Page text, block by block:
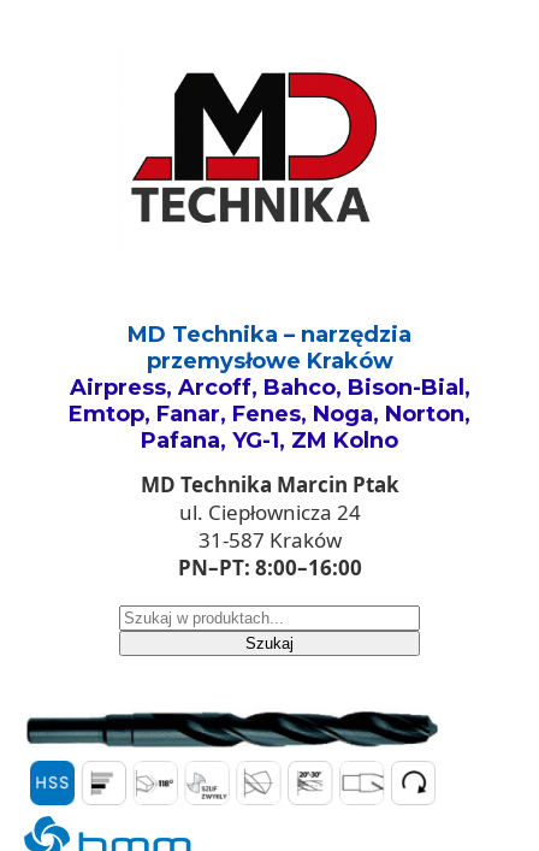
MD Technika – narzędzia
przemysłowe Kraków
Airpress, Arcoff, Bahco, Bison-Bial,
Emtop, Fanar, Fenes, Noga, Norton,
Pafana, YG-1, ZM Kolno
MD Technika Marcin Ptak
ul. Ciepłownicza 24
31-587 Kraków
PN–PT: 8:00–16:00
Szukaj